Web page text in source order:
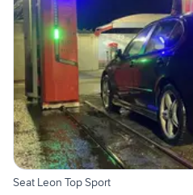
Seat Leon Top Sport